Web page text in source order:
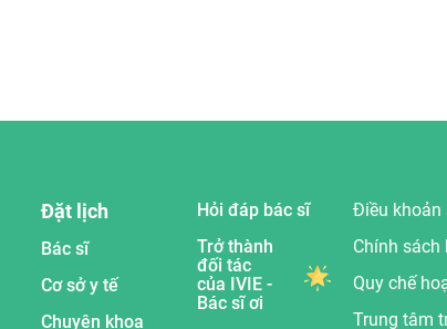
Đặt lịch
Bác sĩ
Cơ sở y tế
Chuyên khoa
Hỏi đáp bác sĩ
Trở thành
đối tác
của IVIE -
Bác sĩ ơi
Điều khoản
Chính sách
Quy chế
Trung tâm